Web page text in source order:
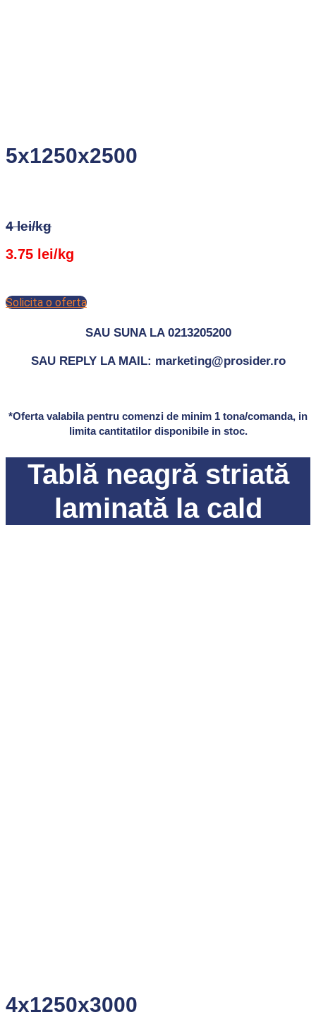
5x1250x2500
4 lei/kg
3.75 lei/kg
Solicita o oferta
SAU SUNA LA 0213205200
SAU REPLY LA MAIL: marketing@prosider.ro
*Oferta valabila pentru comenzi de minim 1 tona/comanda, in
limita cantitatilor disponibile in stoc.
Tablă neagră striată
laminată la cald
4x1250x3000